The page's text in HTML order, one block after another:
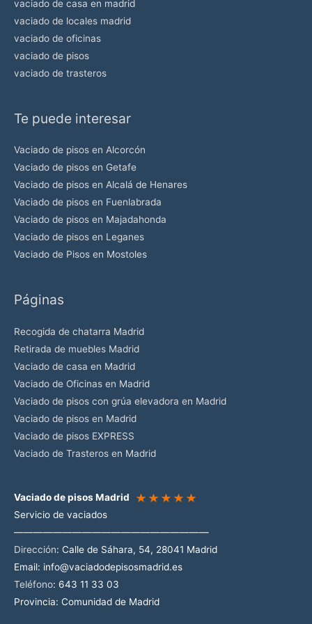
a
e
s
t
m
p
o
v
a
c
.
vaciado de casa en madrid
vaciado de locales madrid
vaciado de oficinas
vaciado de pisos
vaciado de trasteros
Te puede interesar
Vaciado de pisos en Alcorcón
Vaciado de pisos en Getafe
Vaciado de pisos en Alcalá de Henares
Vaciado de pisos en Fuenlabrada
Vaciado de pisos en Majadahonda
Vaciado de pisos en Leganes
Vaciado de Pisos en Mostoles
Páginas
Recogida de chatarra Madrid
Retirada de muebles Madrid
Vaciado de casa en Madrid
Vaciado de Oficinas en Madrid
Vaciado de pisos con grúa elevadora en Madrid
Vaciado de pisos en Madrid
Vaciado de pisos EXPRESS
Vaciado de Trasteros en Madrid
Vaciado de pisos Madrid
Servicio de vaciados
————————————————————
Dirección: Calle de Sáhara, 54, 28041 Madrid
Email: info@vaciadodepisosmadrid.es
Teléfono: 643 11 33 03
Provincia: Comunidad de Madrid